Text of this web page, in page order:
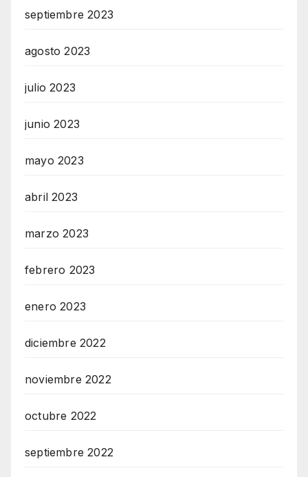
septiembre 2023
agosto 2023
julio 2023
junio 2023
mayo 2023
abril 2023
marzo 2023
febrero 2023
enero 2023
diciembre 2022
noviembre 2022
octubre 2022
septiembre 2022